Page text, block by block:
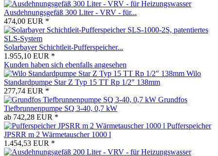
Ausdehnungsgefäß 300 Liter - VRV - für...
474,00 EUR *
Solarbayer Schichtleit-Pufferspeicher...
1.955,10 EUR *
Kunden haben sich ebenfalls angesehen
Wilo
Standardpumpe Star Z Typ 15 TT Rp 1/2" 138mm
277,74 EUR *
Grundfos
Tiefbrunnenpumpe SQ 3-40, 0,7 kW
ab 742,28 EUR *
Pufferspeicher
JPSRR m 2 Wärmetauscher 1000 l
1.454,53 EUR *